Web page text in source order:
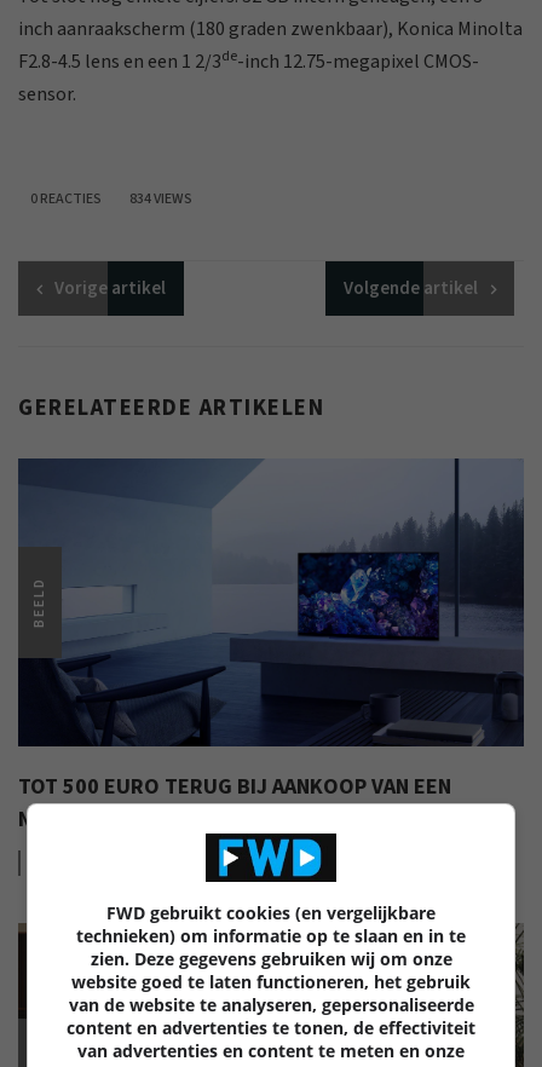
inch aanraakscherm (180 graden zwenkbaar), Konica Minolta
F2.8-4.5 lens en een 1 2/3de-inch 12.75-megapixel CMOS-
sensor.
0 REACTIES 834 VIEWS
Vorigeartikel Volgendeartikel
GERELATEERDE ARTIKELEN
BEELD
TOT 500 EURO TERUG BIJ AANKOOP VAN EEN
NIEUWE SONY TELEVISIE (ADV)
FWD gebruikt cookies (en vergelijkbare
technieken) om informatie op te slaan en in te
zien. Deze gegevens gebruiken wij om onze
website goed te laten functioneren, het gebruik
van de website te analyseren, gepersonaliseerde
content en advertenties te tonen, de effectiviteit
van advertenties en content te meten en onze